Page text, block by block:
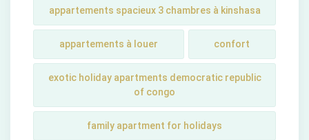
appartements spacieux 3 chambres à kinshasa
appartements à louer confort
exotic holiday apartments democratic republic
of congo
family apartment for holidays